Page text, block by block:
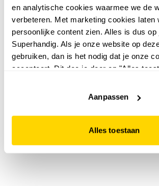
en analytische cookies waarmee we de
verbeteren. Met marketing cookies laten
persoonlijke content zien. Alles is dus op
Superhandig. Als je onze website op
gebruiken, dan is het nodig dat je onze
accepteert. Dit doe je door op "Alles
website niet optimaal functioneert.
Aanpassen
Alles toestaan